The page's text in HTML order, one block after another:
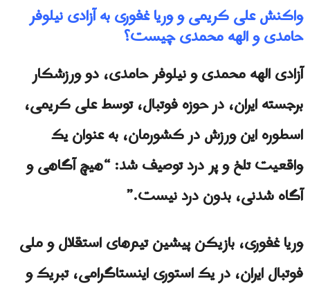
واكنش علی کریمی و وریا غفوری به آزادی نیلوفر
حامدی و الهه محمدی چیست؟
آزادی الهه محمدی و نیلوفر حامدی، دو ورزشکار
برجسته ایران، در حوزه فوتبال، توسط علی کریمی،
اسطوره این ورزش در کشورمان، به عنوان یک
واقعیت تلخ و پر درد توصیف شد: “هیچ آگاهی و
آگاه شدنی، بدون درد نیست.”
وریا غفوری، بازیکن پیشین تیم‌های استقلال و ملی
فوتبال ایران، در یک استوری اینستاگرامی، تبریک و